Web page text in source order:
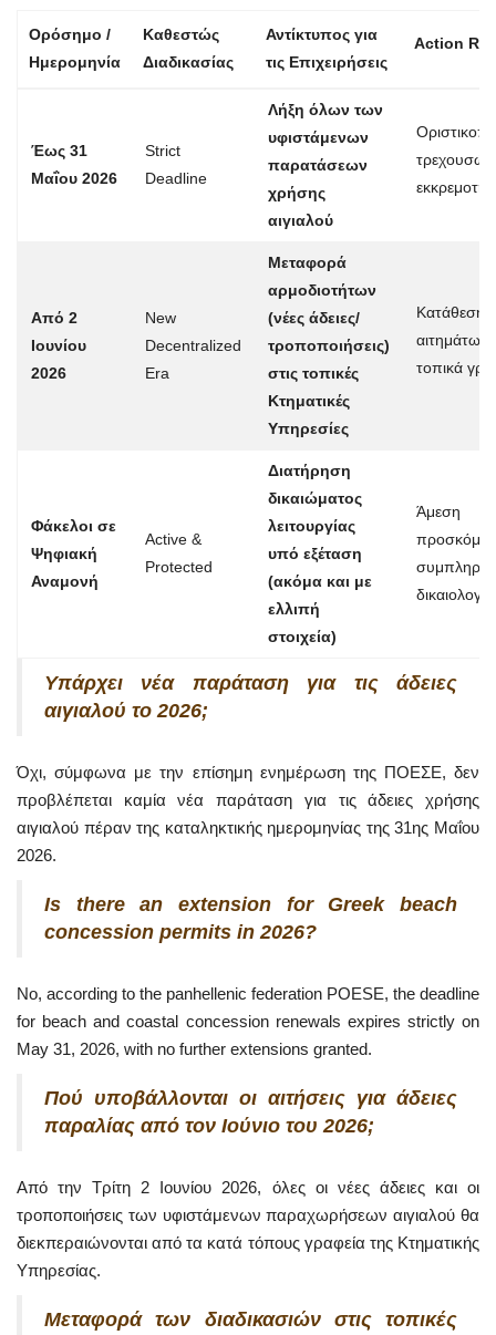
Ορόσημο /
Ημερομηνία
Καθεστώς
Διαδικασίας
Αντίκτυπος για
τις Επιχειρήσεις
Action
Έως 31
Μαΐου 2026
Strict
Deadline
Λήξη όλων των
υφιστάμενων
παρατάσεων
χρήσης
αιγιαλού
τρεχουσών
Από 2
Ιουνίου
2026
New
Decentralized
Era
Μεταφορά
αρμοδιοτήτων
(νέες άδειες/
τροποποιήσεις)
στις τοπικές
Κτηματικές
Υπηρεσίες
Κατάθεση
αιτημάτων
τοπικά
Φάκελοι σε
Ψηφιακή
Αναμονή
Active &
Protected
Διατήρηση
δικαιώματος
λειτουργίας
υπό εξέταση
(ακόμα και με
ελλιπή
στοιχεία)
Άμεση
Υπάρχει νέα παράταση για τις άδειες
αιγιαλού το 2026;
Όχι, σύμφωνα με την επίσημη ενημέρωση της ΠΟΕΣΕ, δεν
προβλέπεται καμία νέα παράταση για τις άδειες χρήσης
αιγιαλού πέραν της καταληκτικής ημερομηνίας της 31ης Μαΐου
2026.
Is there an extension for Greek beach
concession permits in 2026?
No, according to the panhellenic federation POESE, the deadline
for beach and coastal concession renewals expires strictly on
May 31, 2026, with no further extensions granted.
Πού υποβάλλονται οι αιτήσεις για άδειες
παραλίας από τον Ιούνιο του 2026;
Από την Τρίτη 2 Ιουνίου 2026, όλες οι νέες άδειες και οι
τροποποιήσεις των υφιστάμενων παραχωρήσεων αιγιαλού θα
διεκπεραιώνονται από τα κατά τόπους γραφεία της Κτηματικής
Υπηρεσίας.
Μεταφορά των διαδικασιών στις τοπικές